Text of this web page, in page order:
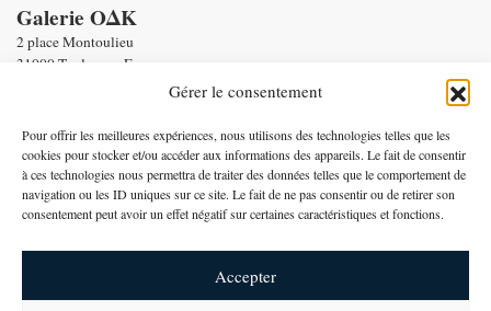
Gérer le consentement
Pour offrir les meilleures expériences, nous utilisons des technologies telles que les
cookies pour stocker et/ou accéder aux informations des appareils. Le fait de consentir
à ces technologies nous permettra de traiter des données telles que le comportement de
navigation ou les ID uniques sur ce site. Le fait de ne pas consentir ou de retirer son
consentement peut avoir un effet négatif sur certaines caractéristiques et fonctions.
Accepter
Galerie OΔK
2 place Montoulieu
31000 Toulouse - France
+33 6 58 56 86 19
-Conditions générales de vente
-Mentions légales
Paiement par
Français